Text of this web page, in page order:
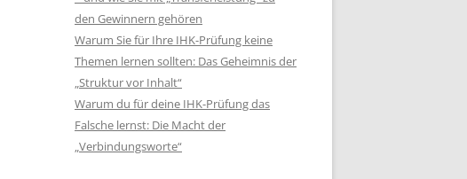
den Gewinnern gehören
Warum Sie für Ihre IHK-Prüfung keine
Themen lernen sollten: Das Geheimnis der
„Struktur vor Inhalt“
Warum du für deine IHK-Prüfung das
Falsche lernst: Die Macht der
„Verbindungsworte“